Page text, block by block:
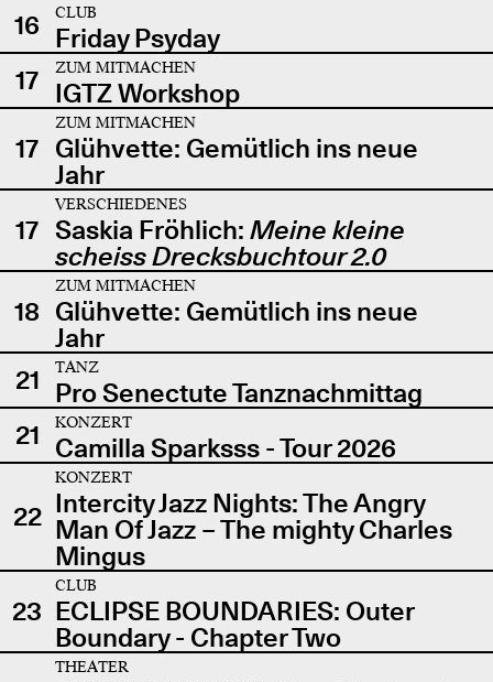
16
CLUB
Friday Psyday
17
ZUM MITMACHEN
IGTZ Workshop
17
ZUM MITMACHEN
Glühvette: Gemütlich ins neue
Jahr
17
VERSCHIEDENES
Saskia Fröhlich: Meine kleine
scheiss Drecksbuchtour 2.0
18
ZUM MITMACHEN
Glühvette: Gemütlich ins neue
Jahr
21
TANZ
Pro Senectute Tanznachmittag
21
KONZERT
Camilla Sparksss - Tour 2026
22
KONZERT
Intercity Jazz Nights: The Angry
Man Of Jazz – The mighty Charles
Mingus
23
CLUB
ECLIPSE BOUNDARIES: Outer
Boundary - Chapter Two
THEATER